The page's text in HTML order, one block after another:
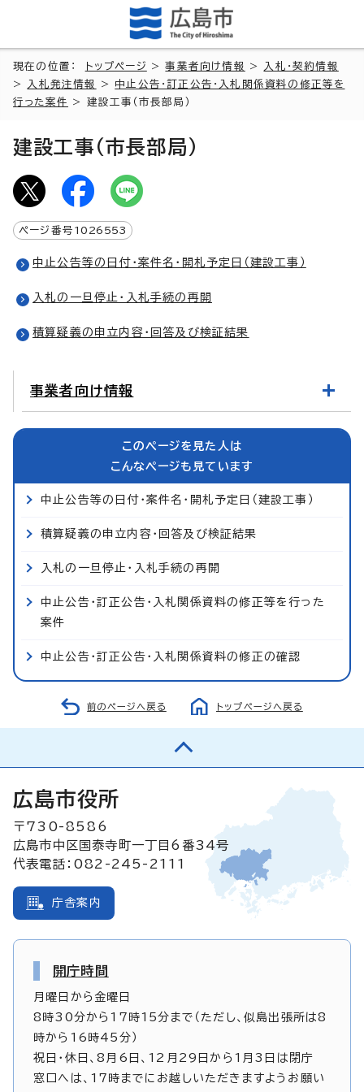
現在の位置： トップページ >事業者向け情報 >
入札・契約情報
>
入札発注情報 > 中止公告・訂正公告・入札関係資料の修正等を
行った案件
> 建設工事（市長部局）
建設工事（市長部局）
ページ番号 1026553
中止公告等の日付・案件名・開札予定日（建設工事）
入札の一旦停止・入札手続の再開
積算疑義の申立内容・回答及び検証結果
事業者向け情報
このページを見た人は
こんなページも見ています
中止公告等の日付・案件名・開札予定日（建設工事）
積算疑義の申立内容・回答及び検証結果
入札の一旦停止・入札手続の再開
中止公告・訂正公告・入札関係資料の修正等を行った
案件
中止公告・訂正公告・入札関係資料の修正の確認
前のページへ戻る トップページへ戻る
広島市役所
〒730-8586
広島市中区国泰寺町一丁目6番34号
代表電話：082-245-2111
庁舎案内
開庁時間
月曜日から金曜日
8時30分から17時15分まで（ただし、似島出張所は8
時から16時45分）
祝日・休日、8月6日、12月29日から1月3日は閉庁
窓口へは、17時までにお越しいただきますようお願い